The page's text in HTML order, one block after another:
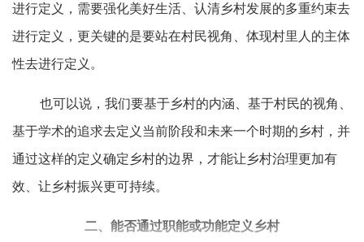
进行定义，需要强化美好生活、认清乡村发展的多重约束去
进行定义，更关键的是要站在村民视角、体现村里人的主体
性去进行定义。
也可以说，我们要基于乡村的内涵、基于村民的视角、
基于学术的追求去定义当前阶段和未来一个时期的乡村，并
通过这样的定义确定乡村的边界，才能让乡村治理更加有
效、让乡村振兴更可持续。
二、能否通过职能或功能定义乡村